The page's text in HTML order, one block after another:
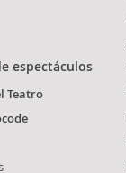
espectáculos
Teatro